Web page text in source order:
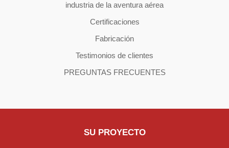
industria de la aventura aérea
Certificaciones
Fabricación
Testimonios de clientes
PREGUNTAS FRECUENTES
SU PROYECTO